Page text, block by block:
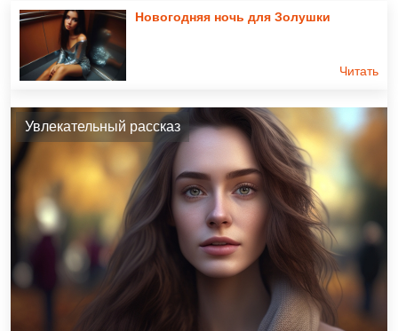
Новогодняя ночь для Золушки
Читать
Увлекательный рассказ